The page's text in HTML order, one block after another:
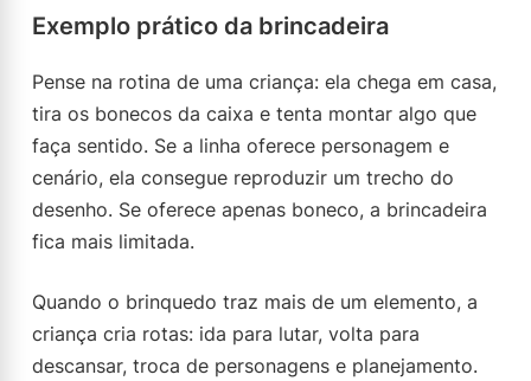
Exemplo prático da brincadeira
Pense na rotina de uma criança: ela chega em casa,
tira os bonecos da caixa e tenta montar algo que
faça sentido. Se a linha oferece personagem e
cenário, ela consegue reproduzir um trecho do
desenho. Se oferece apenas boneco, a brincadeira
fica mais limitada.
Quando o brinquedo traz mais de um elemento, a
criança cria rotas: ida para lutar, volta para
descansar, troca de personagens e planejamento.